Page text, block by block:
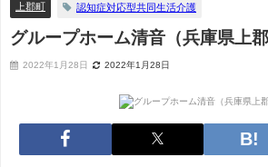
上郡町 認知症対応型共同生活介護
グループホーム清音（兵庫県上郡
2022年1月28日 2022年1月28日